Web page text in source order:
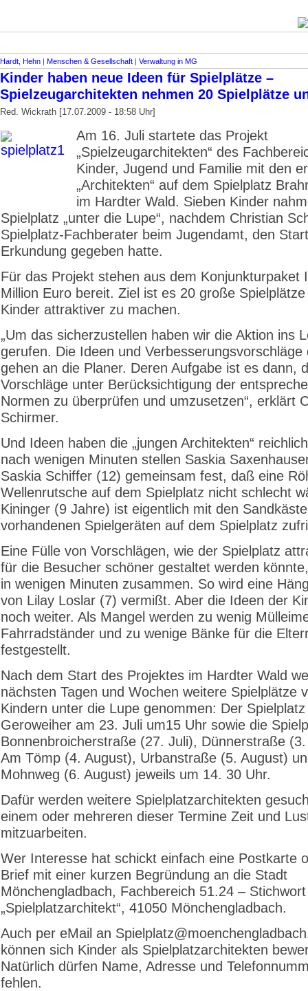
Hardt, Hehn | Menschen & Gesellschaft | Verwaltung in MG
Kinder haben neue Ideen für Spielplätze –
Spielzeugarchitekten nehmen 20 Spielplätze
Red. Wickrath [17.07.2009 - 18:58 Uhr]
Am 16. Juli startete das Projekt
„Spielzeugarchitekten“ des
Kinder, Jugend und Familie mit den
„Architekten“ auf dem Spielplatz
im Hardter Wald. Sieben Kinder
Spielplatz „unter die Lupe“, nachdem Christian
Spielplatz-Fachberater beim Jugendamt, den
Erkundung gegeben hatte.
Für das Projekt stehen aus dem Konjunkturpaket
Million Euro bereit. Ziel ist es 20 große
Kinder attraktiver zu machen.
„Um das sicherzustellen haben wir die Aktion ins
gerufen. Die Ideen und Verbesserungsvorschläge
gehen an die Planer. Deren Aufgabe ist es dann,
Vorschläge unter Berücksichtigung der
Normen zu überprüfen und umzusetzen“, erklärt
Schirmer.
Und Ideen haben die „jungen Architekten“
nach wenigen Minuten stellen Saskia
Saskia Schiffer (12) gemeinsam fest, daß eine
Wellenrutsche auf dem Spielplatz nicht schlecht
Kininger (9 Jahre) ist eigentlich mit den
vorhandenen Spielgeräten auf dem Spielplatz
Eine Fülle von Vorschlägen, wie der Spielplatz
für die Besucher schöner gestaltet werden
in wenigen Minuten zusammen. So wird eine
von Lilay Loslar (7) vermißt. Aber die Ideen der
noch weiter. Als Mangel werden zu wenig
Fahrradständer und zu wenige Bänke für die
festgestellt.
Nach dem Start des Projektes im Hardter Wald
nächsten Tagen und Wochen weitere Spielplätze
Kindern unter die Lupe genommen: Der
Geroweiher am 23. Juli um15 Uhr sowie die
Bonnenbroicherstraße (27. Juli), Dünnerstraße
Am Tömp (4. August), Urbanstraße (5. August)
Mohnweg (6. August) jeweils um 14. 30 Uhr.
Dafür werden weitere Spielplatzarchitekten
einem oder mehreren dieser Termine Zeit und
mitzuarbeiten.
Wer Interesse hat schickt einfach eine Postkarte
Brief mit einer kurzen Begründung an die Stadt
Mönchengladbach, Fachbereich 51.24 – Stichwort
„Spielplatzarchitekt“, 41050 Mönchengladbach.
Auch per eMail an
können sich Kinder als Spielplatzarchitekten
Natürlich dürfen Name, Adresse und
fehlen.